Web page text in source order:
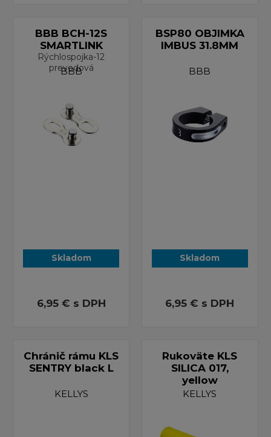
BBB BCH-12S
SMARTLINK
Rýchlospojka-12
prevodová
BBB
Skladom
6,95 € s DPH
BSP80 OBJIMKA
IMBUS 31.8MM
BBB
Skladom
6,95 € s DPH
Chránič rámu KLS
SENTRY black L
KELLYS
Rukoväte KLS
SILICA 017,
yellow
KELLYS